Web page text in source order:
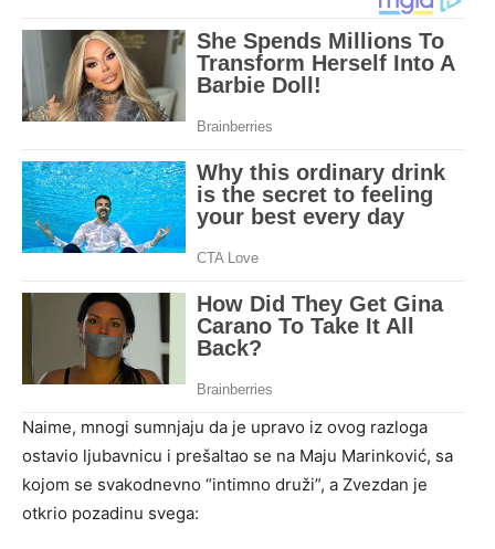
Naime, mnogi sumnjaju da je upravo iz ovog razloga
ostavio ljubavnicu i prešaltao se na Maju Marinković, sa
kojom se svakodnevno “intimno druži”, a Zvezdan je
otkrio pozadinu svega: